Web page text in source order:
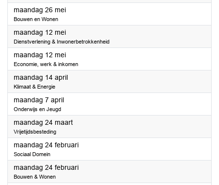
maandag 26 mei2025
Bouwen en Wonen
maandag 12 mei2025
Dienstverlening & Inwonerbetrokkenheid
maandag 12 mei2025
Economie, werk & inkomen
maandag 14 april2025
Klimaat & Energie
maandag 7 april2025
Onderwijs en Jeugd
maandag 24 maart2025
Vrijetijdsbesteding
maandag 24 februari2025
Sociaal Domein
maandag 24 februari2025
Bouwen & Wonen